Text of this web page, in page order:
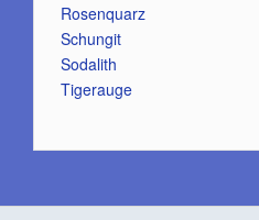
Rosenquarz
Schungit
Sodalith
Tigerauge